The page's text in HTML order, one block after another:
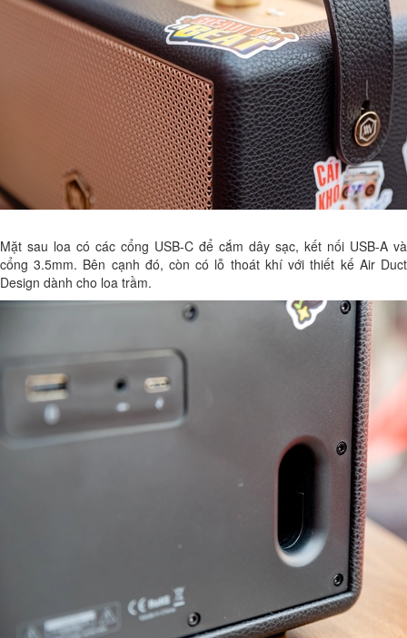
Mặt sau loa có các cổng USB-C để cắm dây sạc, kết nối USB-A và
cổng 3.5mm. Bên cạnh đó, còn có lỗ thoát khí với thiết kế Air Duct
Design dành cho loa trầm.